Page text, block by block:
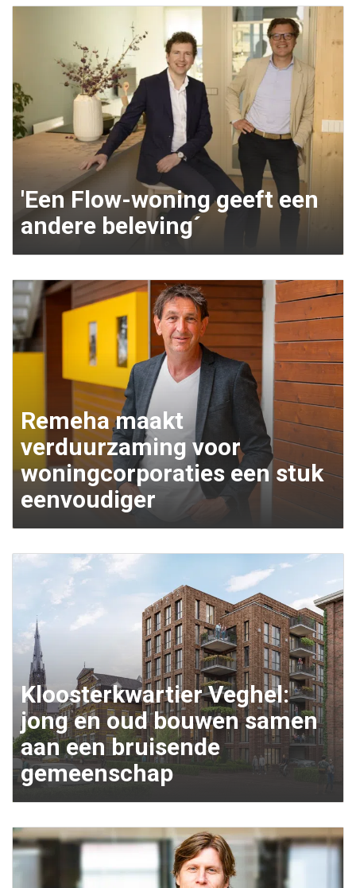
'Een Flow-woning geeft een
andere beleving´
Remeha maakt
verduurzaming voor
woningcorporaties een stuk
eenvoudiger
Kloosterkwartier Veghel:
jong en oud bouwen samen
aan een bruisende
gemeenschap